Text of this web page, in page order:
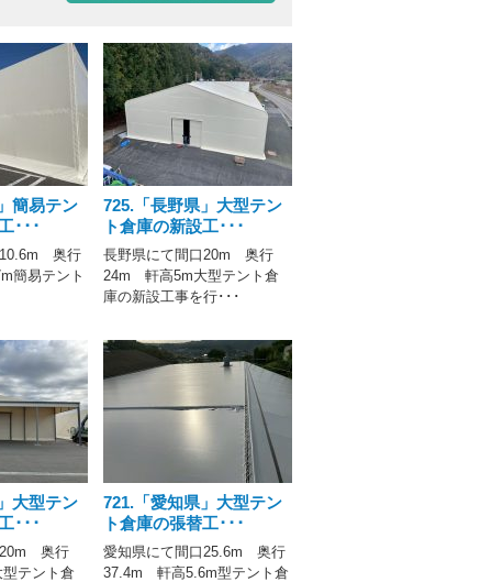
簡易テン
･･･
10.6m 奥行
簡易テント
725.「長野県」大型テン
ト倉庫の新設工･･･
長野県にて間口20m 奥行
24m 軒高5m大型テント倉
庫の新設工事を行･･･
大型テン
･･･
20m 奥行
テント倉
721.「愛知県」大型テン
ト倉庫の張替工･･･
愛知県にて間口25.6m 奥行
37.4m 軒高5.6m型テント倉